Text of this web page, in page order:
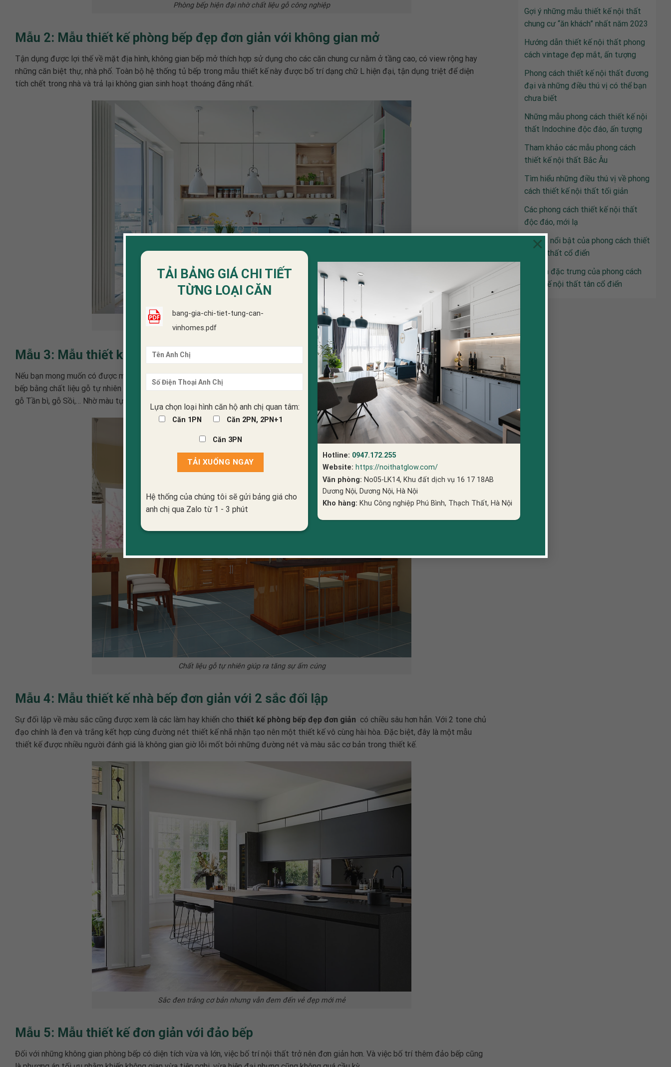
TẢI BẢNG GIÁ CHI TIẾT
TỪNG LOẠI CĂN
bang-gia-chi-tiet-tung-can-
vinhomes.pdf
Lựa chọn loại hình căn hộ anh chị quan tâm:
Căn 1PN Căn 2PN, 2PN+1
Căn 3PN
Hệ thống của chúng tôi sẽ gửi bảng giá cho
anh chị qua Zalo từ 1 - 3 phút
Hotline: 0947.172.255
Website: https://noithatglow.com/
Văn phòng: No05-LK14, Khu đất dịch vụ 16 17 18AB
Dương Nội, Dương Nội, Hà Nội
Kho hàng: Khu Công nghiệp Phú Bình, Thạch Thất, Hà Nội
×
Phòng bếp hiện đại nhờ chất liệu gỗ công nghiệp
Mẫu 2: Mẫu thiết kế phòng bếp đẹp đơn giản với không gian mở
Tận dụng được lợi thế về mặt địa hình, không gian bếp mở thích hợp sử dụng cho các căn chung cư nằm ở tầng cao, có view rộng hay
những căn biệt thự, nhà phố. Toàn bộ hệ thống tủ bếp trong mẫu thiết kế này được bố trí dạng chữ L hiện đại, tận dụng triệt để diện
tích chết trong nhà và trả lại không gian sinh hoạt thoáng đãng nhất.
Không gian thoáng đãng trong mẫu thiết kế phòng bếp mở
Mẫu 3: Mẫu thiết kế phòng bếp đẹp đơn giản với gỗ tự nhiên
Nếu bạn mong muốn có được một thiết kế đơn giản nhưng vẫn phải đảm bảo sự sang trọng và ấm cúng thì đừng bỏ qua mẫu phòng
bếp bằng chất liệu gỗ tự nhiên này. Một số chất liệu được sử dụng phổ biến cho mẫu thiết kế này có thể kể đến như gỗ Lim, gỗ Óc Chó,
gỗ Tần bì, gỗ Sồi,… Nhờ màu tự nhiên của gỗ cùng lối thiết kế thông minh khiến cho căn bếp của bạn thêm phần ấm cúng và tiện nghi.
Chất liệu gỗ tự nhiên giúp ra tăng sự ấm cúng
Mẫu 4: Mẫu thiết kế nhà bếp đơn giản với 2 sắc đối lập
Sự đối lập về màu sắc cũng được xem là các làm hay khiến cho thiết kế phòng bếp đẹp đơn giản có chiều sâu hơn hẳn. Với 2 tone chủ
đạo chính là đen và trắng kết hợp cùng đường nét thiết kế nhã nhặn tạo nên một thiết kế vô cùng hài hòa. Đặc biệt, đây là một mẫu
thiết kế được nhiều người đánh giá là không gian giờ lỗi mốt bởi những đường nét và màu sắc cơ bản trong thiết kế.
Sắc đen trắng cơ bản nhưng vẫn đem đến vẻ đẹp mới mẻ
Mẫu 5: Mẫu thiết kế đơn giản với đảo bếp
Đối với những không gian phòng bếp có diện tích vừa và lớn, việc bố trí nội thất trở nên đơn giản hơn. Và việc bố trí thêm đảo bếp cũng
Gợi ý những mẫu thiết kế nội thất
chung cư “ăn khách” nhất năm 2023
Hướng dẫn thiết kế nội thất phong
cách vintage đẹp mắt, ấn tượng
Phong cách thiết kế nội thất đương
đại và những điều thú vị có thể bạn
chưa biết
Những mẫu phong cách thiết kế nội
thất Indochine độc đáo, ấn tượng
Tham khảo các mẫu phong cách
thiết kế nội thất Bắc Âu
Tìm hiểu những điều thú vị về phong
cách thiết kế nội thất tối giản
Các phong cách thiết kế nội thất
độc đáo, mới lạ
6 điểm nổi bật của phong cách thiết
kế nội thất cổ điển
5 Điểm đặc trưng của phong cách
thiết kế nội thất tân cổ điển